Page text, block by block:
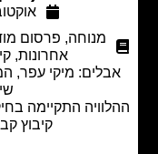
אוקטובר 9, 2020
מנוחה
פרסום מודעת אבל
אחרונות,קיבוץ
מיקי עפר, המשפחה
התקיימה בחיק
קיבוץ קבוצת